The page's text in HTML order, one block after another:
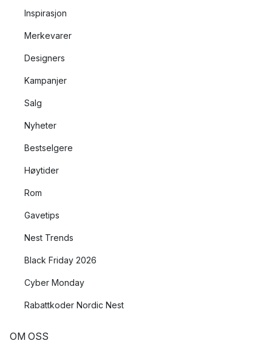
Inspirasjon
Merkevarer
Designers
Kampanjer
Salg
Nyheter
Bestselgere
Høytider
Rom
Gavetips
Nest Trends
Black Friday 2026
Cyber Monday
Rabattkoder Nordic Nest
OM OSS